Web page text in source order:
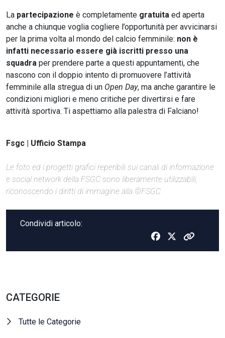
La partecipazione è completamente gratuita ed aperta
anche a chiunque voglia cogliere l’opportunità per avvicinarsi
per la prima volta al mondo del calcio femminile: non è
infatti necessario essere già iscritti presso una
squadra per prendere parte a questi appuntamenti, che
nascono con il doppio intento di promuovere l’attività
femminile alla stregua di un Open Day, ma anche garantire le
condizioni migliori e meno critiche per divertirsi e fare
attività sportiva. Ti aspettiamo alla palestra di Falciano!
Fsgc | Ufficio Stampa
Le foto ed i progetti grafici reperibili sui canali di informazione
e social network della FSGC sono liberamente utilizzabili,
riconoscendo i diritti di immagine alla ©FSGC
Condividi articolo:
CATEGORIE
Tutte le Categorie